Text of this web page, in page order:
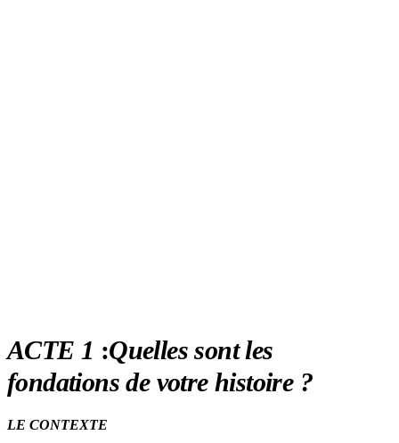
ACTE 1 :Quelles sont les
fondations de votre histoire ?
LE CONTEXTE